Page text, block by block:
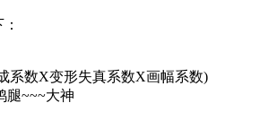
系数X变形失真系数X画幅系数)
腿~~~大神